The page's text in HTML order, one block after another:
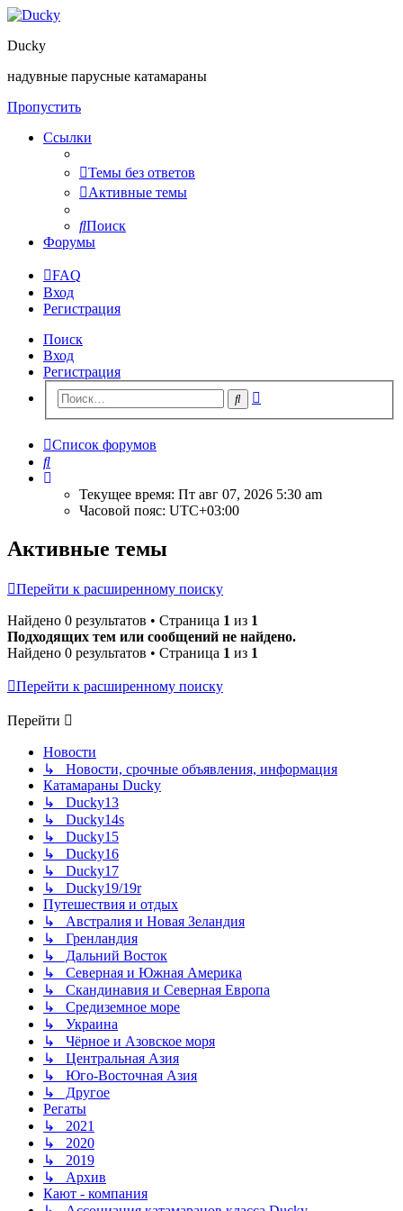
Ducky
надувные парусные катамараны
Пропустить
Ссылки
Темы без ответов
Активные темы
Поиск
Форумы
FAQ
Вход
Регистрация
Поиск
Вход
Регистрация
Поиск
Список форумов
Поиск
Текущее время: Пт авг 07, 2026 5:30 am
Часовой пояс: UTC+03:00
Активные темы
Перейти к расширенному поиску
Найдено 0 результатов • Страница 1 из 1
Подходящих тем или сообщений не найдено.
Найдено 0 результатов • Страница 1 из 1
Перейти к расширенному поиску
Перейти
Новости
↳ Новости, срочные объявления, информация
Катамараны Ducky
↳ Ducky13
↳ Ducky14s
↳ Ducky15
↳ Ducky16
↳ Ducky17
↳ Ducky19/19r
Путешествия и отдых
↳ Австралия и Новая Зеландия
↳ Гренландия
↳ Дальний Восток
↳ Северная и Южная Америка
↳ Скандинавия и Северная Европа
↳ Средиземное море
↳ Украина
↳ Чёрное и Азовское моря
↳ Центральная Азия
↳ Юго-Восточная Азия
↳ Другое
Регаты
↳ 2021
↳ 2020
↳ 2019
↳ Архив
Кают - компания